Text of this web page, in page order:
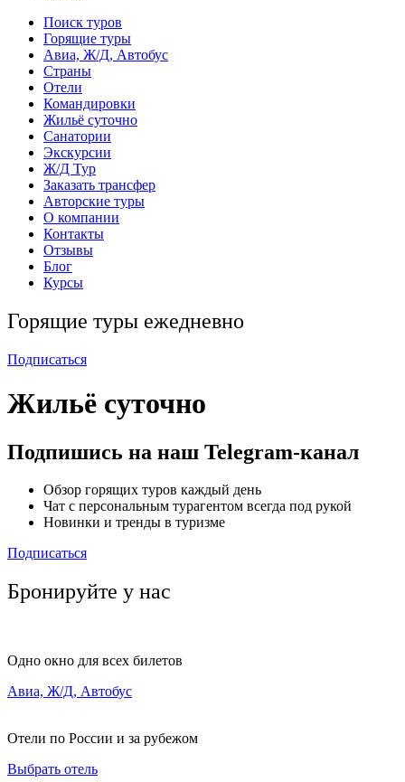
Поиск туров
Горящие туры
Авиа, Ж/Д, Автобус
Страны
Отели
Командировки
Жильё суточно
Санатории
Экскурсии
Ж/Д Тур
Заказать трансфер
Авторские туры
О компании
Контакты
Отзывы
Блог
Курсы
Горящие туры ежедневно
Подписаться
Жильё суточно
Подпишись на наш Telegram-канал
Обзор горящих туров каждый день
Чат с персональным турагентом всегда под рукой
Новинки и тренды в туризме
Подписаться
Бронируйте у нас
Одно окно для всех билетов
Авиа, Ж/Д, Автобус
Отели по России и за рубежом
Выбрать отель